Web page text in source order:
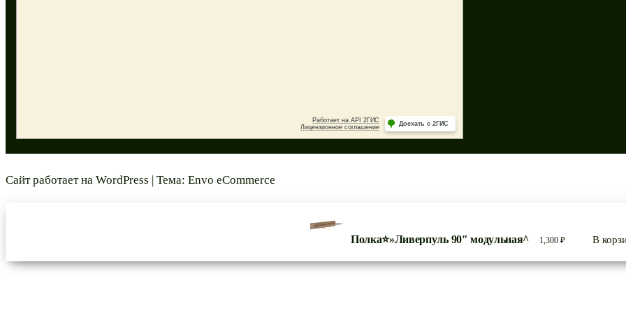
Сайт работает на WordPress | Тема: Envo eCommerce
Полка⭐»Ливерпуль 90″ модульная^ 1,300₽ В